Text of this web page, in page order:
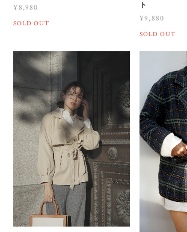
¥8,980
SOLD OUT
ト
¥9,880
SOLD OUT